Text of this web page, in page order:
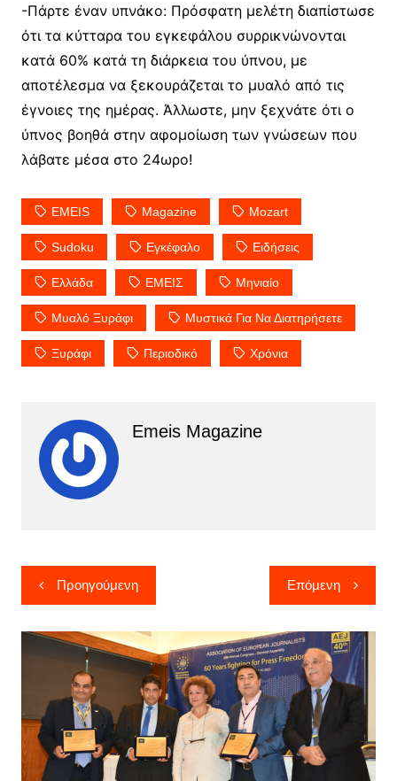
-Πάρτε έναν υπνάκο: Πρόσφατη μελέτη διαπίστωσε
ότι τα κύτταρα του εγκεφάλου συρρικνώνονται
κατά 60% κατά τη διάρκεια του ύπνου, με
αποτέλεσμα να ξεκουράζεται το μυαλό από τις
έγνοιες της ημέρας. Άλλωστε, μην ξεχνάτε ότι ο
ύπνος βοηθά στην αφομοίωση των γνώσεων που
λάβατε μέσα στο 24ωρο!
EMEIS Magazine Mozart
Sudoku Εγκέφαλο Ειδήσεις
Ελλάδα ΕΜΕΙΣ Μηνιαίο
Μυαλό Ξυράφι Μυστικά Για Να Διατηρήσετε
Ξυράφι Περιοδικό Χρόνια
Emeis Magazine
Πλοήγηση
άρθρων
Προηγούμενη Επόμενη